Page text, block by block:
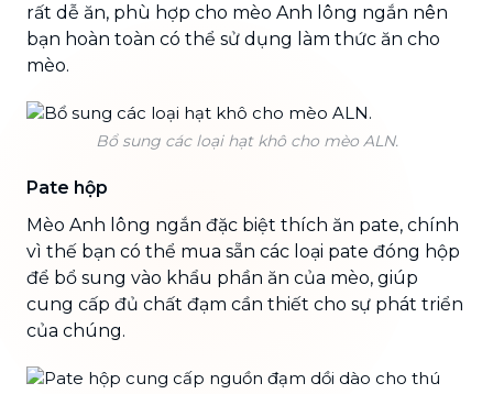
rất dễ ăn, phù hợp cho mèo Anh lông ngắn nên
bạn hoàn toàn có thể sử dụng làm thức ăn cho
mèo.
Bổ sung các loại hạt khô cho mèo ALN.
Pate hộp
Mèo Anh lông ngắn đặc biệt thích ăn pate, chính
vì thế bạn có thể mua sẵn các loại pate đóng hộp
để bổ sung vào khẩu phần ăn của mèo, giúp
cung cấp đủ chất đạm cần thiết cho sự phát triển
của chúng.